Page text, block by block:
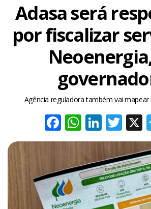
Adasa será
por fiscalizar
Agência reguladora também vai
Facebook